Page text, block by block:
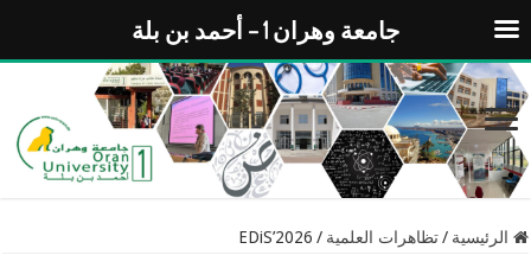
الرئيسية / تظاهرات العلمية /
EDiS’2026
جامعة وهران 1 – أحمد بن بلة